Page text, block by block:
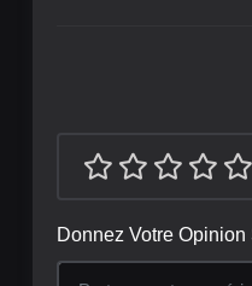
Donnez Votre